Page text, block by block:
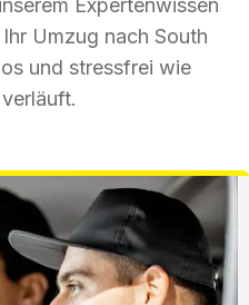
Expertenwissen
Umzug nach South
und stressfrei wie